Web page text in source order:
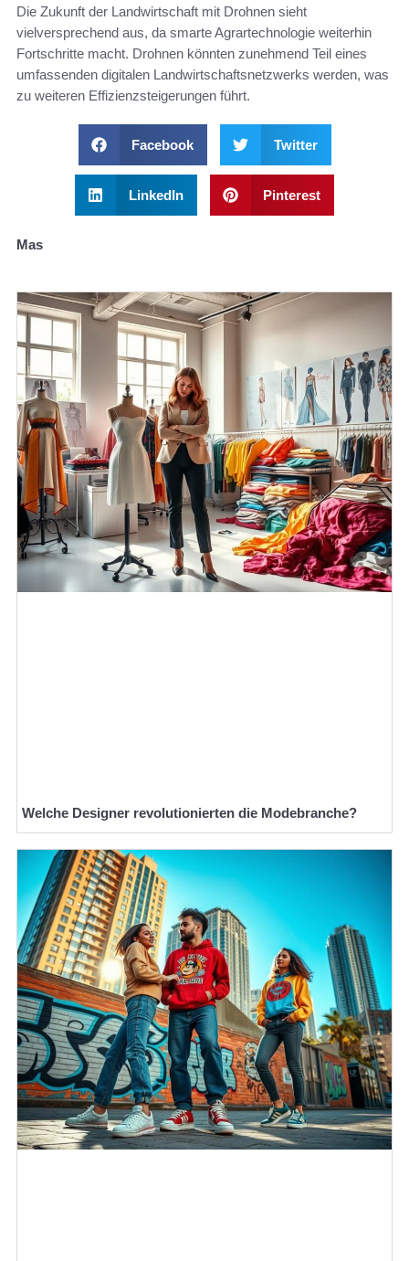
Die Zukunft der Landwirtschaft mit Drohnen sieht
vielversprechend aus, da smarte Agrartechnologie weiterhin
Fortschritte macht. Drohnen könnten zunehmend Teil eines
umfassenden digitalen Landwirtschaftsnetzwerks werden, was
zu weiteren Effizienzsteigerungen führt.
Facebook Twitter
LinkedIn Pinterest
Mas
Welche Designer revolutionierten die Modebranche?